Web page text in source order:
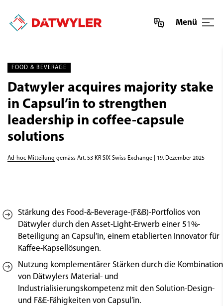
Menü
FOOD & BEVERAGE
Datwyler acquires majority stake
in Capsul’in to strengthen
leadership in coffee-capsule
solutions
Ad-hoc-Mitteilung gemäss Art. 53 KR SIX Swiss Exchange | 19. Dezember 2025
Stärkung des Food-&-Beverage-(F&B)-Portfolios von
Dätwyler durch den Asset-Light-Erwerb einer 51%-
Beteiligung an Capsul’in, einem etablierten Innovator für
Kaffee-Kapsellösungen.
Nutzung komplementärer Stärken durch die Kombination
von Dätwylers Material- und
Industrialisierungskompetenz mit den Solution-Design-
und F&E-Fähigkeiten von Capsul’in.